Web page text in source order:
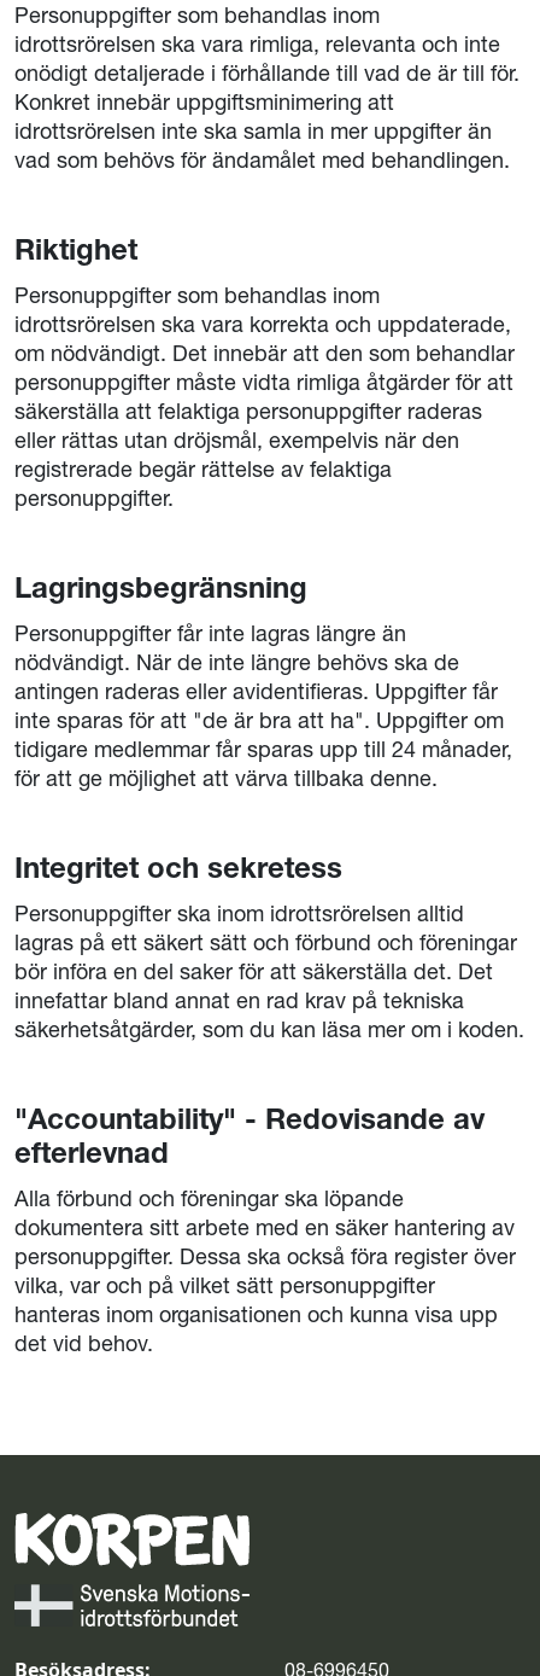
Personuppgifter som behandlas inom
idrottsrörelsen ska vara rimliga, relevanta och inte
onödigt detaljerade i förhållande till vad de är till för.
Konkret innebär uppgiftsminimering att
idrottsrörelsen inte ska samla in mer uppgifter än
vad som behövs för ändamålet med behandlingen.
Riktighet
Personuppgifter som behandlas inom
idrottsrörelsen ska vara korrekta och uppdaterade,
om nödvändigt. Det innebär att den som behandlar
personuppgifter måste vidta rimliga åtgärder för att
säkerställa att felaktiga personuppgifter raderas
eller rättas utan dröjsmål, exempelvis när den
registrerade begär rättelse av felaktiga
personuppgifter.
Lagringsbegränsning
Personuppgifter får inte lagras längre än
nödvändigt. När de inte längre behövs ska de
antingen raderas eller avidentifieras. Uppgifter får
inte sparas för att "de är bra att ha". Uppgifter om
tidigare medlemmar får sparas upp till 24 månader,
för att ge möjlighet att värva tillbaka denne.
Integritet och sekretess
Personuppgifter ska inom idrottsrörelsen alltid
lagras på ett säkert sätt och förbund och föreningar
bör införa en del saker för att säkerställa det. Det
innefattar bland annat en rad krav på tekniska
säkerhetsåtgärder, som du kan läsa mer om i koden.
"Accountability" - Redovisande av
efterlevnad
Alla förbund och föreningar ska löpande
dokumentera sitt arbete med en säker hantering av
personuppgifter. Dessa ska också föra register över
vilka, var och på vilket sätt personuppgifter
hanteras inom organisationen och kunna visa upp
det vid behov.
Besöksadress: 08-6996450